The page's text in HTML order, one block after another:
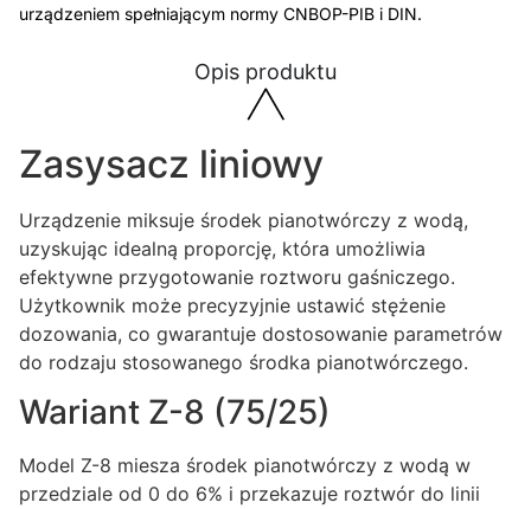
urządzeniem spełniającym normy CNBOP-PIB i DIN.
Opis produktu
Zasysacz liniowy
Urządzenie miksuje środek pianotwórczy z wodą,
uzyskując idealną proporcję, która umożliwia
efektywne przygotowanie roztworu gaśniczego.
Użytkownik może precyzyjnie ustawić stężenie
dozowania, co gwarantuje dostosowanie parametrów
do rodzaju stosowanego środka pianotwórczego.
Wariant Z-8 (75/25)
Model Z-8 miesza środek pianotwórczy z wodą w
przedziale od 0 do 6% i przekazuje roztwór do linii